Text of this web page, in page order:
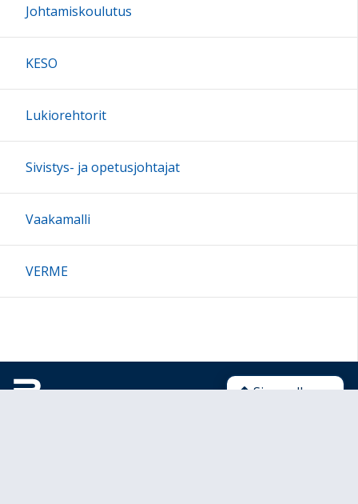
Johtamiskoulutus
KESO
Lukiorehtorit
Sivistys- ja opetusjohtajat
Vaakamalli
VERME
Sivun alkuun